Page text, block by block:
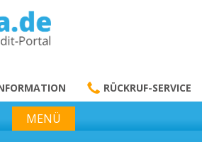
RÜCKRUF-SERVICE
MENÜ